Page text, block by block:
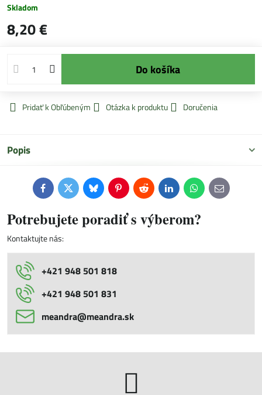
Skladom
8,20 €
Do košíka
Pridať k Obľúbeným Otázka k produktu Doručenia
Popis
FacebookTwitterBlueskyPinterestReddit LinkedInWhatsApp
E-
mail
Potrebujete poradiť s výberom?
Kontaktujte nás:
+421 948 501 818
+421 948 501 831
meandra​@meandra​.sk